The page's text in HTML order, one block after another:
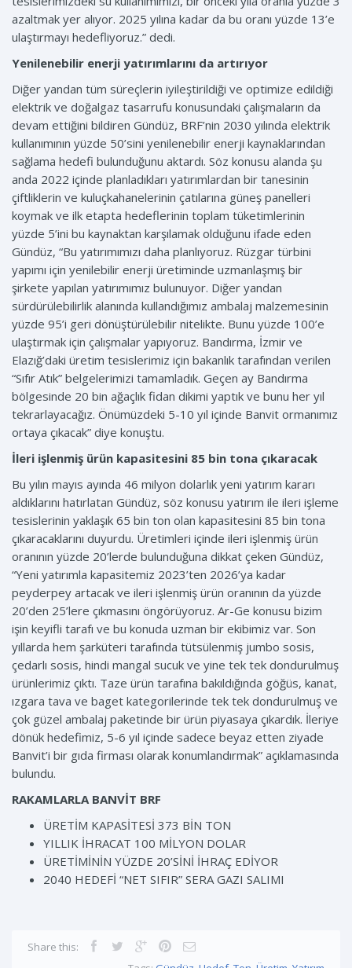
azaltmak yer alıyor. 2025 yılına kadar da bu oranı yüzde 13’e
ulaştırmayı hedefliyoruz.” dedi.
Yenilenebilir enerji yatırımlarını da artırıyor
Diğer yandan tüm süreçlerin iyileştirildiği ve optimize edildiği
elektrik ve doğalgaz tasarrufu konusundaki çalışmaların da
devam ettiğini bildiren Gündüz, BRF’nin 2030 yılında elektrik
kullanımının yüzde 50’sini yenilenebilir enerji kaynaklarından
sağlama hedefi bulunduğunu aktardı. Söz konusu alanda şu
anda 2022 içinde planladıkları yatırımlardan bir tanesinin
çiftliklerin ve kuluçkahanelerinin çatılarına güneş panelleri
koymak ve ilk etapta hedeflerinin toplam tüketimlerinin
yüzde 5’ini bu kaynaktan karşılamak olduğunu ifade eden
Gündüz, “Bu yatırımımızı daha planlıyoruz. Rüzgar türbini
yapımı için yenilebilir enerji üretiminde uzmanlaşmış bir
şirkete yapılan yatırımımız bulunuyor. Diğer yandan
sürdürülebilirlik alanında kullandığımız ambalaj malzemesinin
yüzde 95’i geri dönüştürülebilir nitelikte. Bunu yüzde 100’e
ulaştırmak için çalışmalar yapıyoruz. Bandırma, İzmir ve
Elazığ’daki üretim tesislerimiz için bakanlık tarafından verilen
“Sıfır Atık” belgelerimizi tamamladık. Geçen ay Bandırma
bölgesinde 20 bin ağaçlık fidan dikimi yaptık ve bunu her yıl
tekrarlayacağız. Önümüzdeki 5-10 yıl içinde Banvit ormanımız
ortaya çıkacak” diye konuştu.
İleri işlenmiş ürün kapasitesini 85 bin tona çıkaracak
Bu yılın mayıs ayında 46 milyon dolarlık yeni yatırım kararı
aldıklarını hatırlatan Gündüz, söz konusu yatırım ile ileri işleme
tesislerinin yaklaşık 65 bin ton olan kapasitesini 85 bin tona
çıkaracaklarını duyurdu. Üretimleri içinde ileri işlenmiş ürün
oranının yüzde 20’lerde bulunduğuna dikkat çeken Gündüz,
“Yeni yatırımla kapasitemiz 2023’ten 2026’ya kadar
peyderpey artacak ve ileri işlenmiş ürün oranının da yüzde
20’den 25’lere çıkmasını öngörüyoruz. Ar-Ge konusu bizim
işin keyifli tarafı ve bu konuda uzman bir ekibimiz var. Son
yıllarda hem şarküteri tarafında tütsülenmiş jumbo sosis,
çedarlı sosis, hindi mangal sucuk ve yine tek tek dondurulmuş
ürünlerimiz çıktı. Taze ürün tarafına bakıldığında göğüs, kanat,
ızgara tava ve baget kategorilerinde tek tek dondurulmuş ve
çok güzel ambalaj paketinde bir ürün piyasaya çıkardık. İleriye
dönük hedefimiz, 5-6 yıl içinde sadece beyaz etten ziyade
Banvit’i bir gıda firması olarak konumlandırmak” açıklamasında
bulundu.
RAKAMLARLA BANVİT BRF
ÜRETİM KAPASİTESİ 373 BİN TON
YILLIK İHRACAT 100 MİLYON DOLAR
ÜRETİMİNİN YÜZDE 20’SİNİ İHRAÇ EDİYOR
2040 HEDEFİ “NET SIFIR” SERA GAZI SALIMI
Share this: